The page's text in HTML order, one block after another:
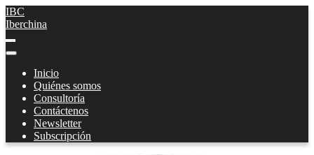
IBC
Iberchina
Inicio
Quiénes somos
Consultoría
Contáctenos
Newsletter
Subscripción